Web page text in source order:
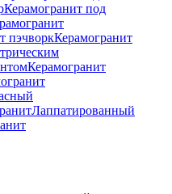
Керамогранит под
пэчворкКерамогранит
Керамогранит
Лаппатированный